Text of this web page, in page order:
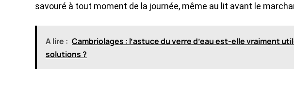
savouré à tout moment de la journée, même au lit avant le
A lire : Cambriolages : l’astuce du verre d’eau est-elle vraiment
solutions ?